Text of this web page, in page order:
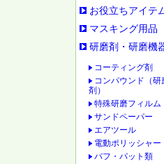
お役立ちアイテ
マスキング用品
研磨剤・研磨機
コーティング剤
コンパウンド（研
剤）
特殊研磨フィルム
サンドペーパー
エアツール
電動ポリッシャー
バフ・パット類